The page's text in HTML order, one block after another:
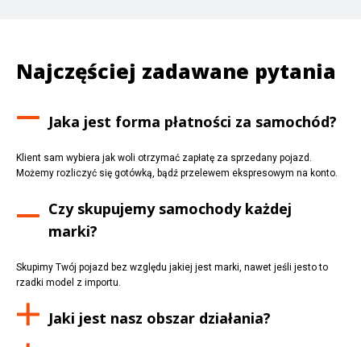
Najczęściej zadawane pytania
Jaka jest forma płatności za samochód?
Klient sam wybiera jak woli otrzymać zapłatę za sprzedany pojazd.
Możemy rozliczyć się gotówką, bądź przelewem ekspresowym na konto.
Czy skupujemy samochody każdej
marki?
Skupimy Twój pojazd bez względu jakiej jest marki, nawet jeśli jesto to
rzadki model z importu.
Jaki jest nasz obszar działania?